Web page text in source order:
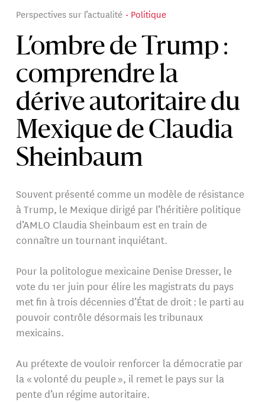
L’ombre de Trump :
comprendre la
dérive autoritaire du
Mexique de Claudia
Sheinbaum
Perspectives sur l’actualité Politique
Souvent présenté comme un modèle de résistance
à Trump, le Mexique dirigé par l’héritière politique
d’AMLO Claudia Sheinbaum est en train de
connaître un tournant inquiétant.
Pour la politologue mexicaine Denise Dresser, le
vote du 1er juin pour élire les magistrats du pays
met fin à trois décennies d’État de droit : le parti au
pouvoir contrôle désormais les tribunaux
mexicains.
Au prétexte de vouloir renforcer la démocratie par
la « volonté du peuple », il remet le pays sur la
pente d’un régime autoritaire.